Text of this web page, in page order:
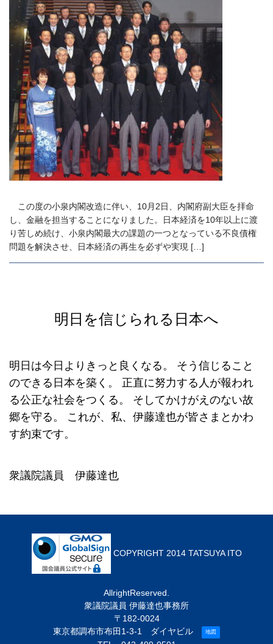
この度の小泉内閣改造に伴い、10月2日、内閣府副大臣を拝命
し、金融を担当することになりました。日本経済を10年以上に渡
り苦しめ続け、小泉内閣最大の課題の一つとなっている不良債権
問題を解決させ、日本経済の再生を必ずや実現 […]
明日を信じられる日本へ
明日は今日よりきっと良くなる。
そう信じること
のできる日本を築く。
正直に努力する人が報われ
る公正な社会をつくる。
そしてかけがえのない故
郷を守る。
これが、私、伊藤達也が皆さまとかわ
す約束です。
衆議院議員 伊藤達也
COPYRIGHT 2014 TATSUYA ITO
AllrightReserved.
衆議院議員 伊藤達也事務所
〒182-0024
東京都調布市布田1-3-1 ダイヤビル
地図